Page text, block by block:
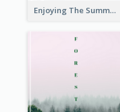
Enjoying The Summer Post Card